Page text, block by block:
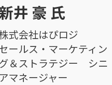
井 豪 氏
式会社はぴロジ
ールス・マーケティン
＆ストラテジー シニ
アマネージャー